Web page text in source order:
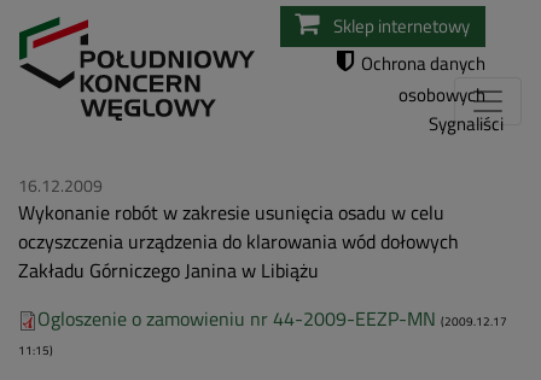
Przejdź
do
Sklep internetowy
Ochrona danych
osobowych
Sygnaliści
16.12.2009
Wykonanie robót w zakresie usunięcia osadu w celu
oczyszczenia urządzenia do klarowania wód dołowych
Zakładu Górniczego Janina w Libiążu
Ogloszenie o zamowieniu nr 44-2009-EEZP-MN (2009.12.17
11:15)